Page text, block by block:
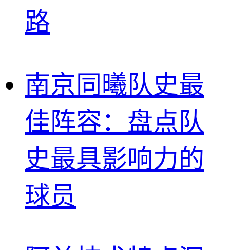
路
南京同曦队史最
佳阵容：盘点队
史最具影响力的
球员